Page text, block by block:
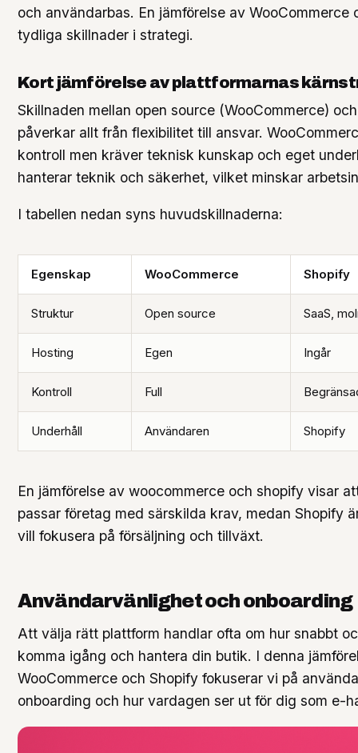
och användarbas. En jämförelse av WooCommerce
tydliga skillnader i strategi.
Kort jämförelse av plattformarnas
Skillnaden mellan open source (WooCommerce)
påverkar allt från flexibilitet till ansvar.
kontroll men kräver teknisk kunskap och eget
hanterar teknik och säkerhet, vilket minskar
I tabellen nedan syns huvudskillnaderna:
Egenskap WooCommerce Shopify
Struktur Open source SaaS,
Hosting Egen Ingår
Kontroll Full
Underhåll Användaren Shopify
En jämförelse av woocommerce och shopify visar
passar företag med särskilda krav, medan Shopify
vill fokusera på försäljning och tillväxt.
Användarvänlighet och onboarding
Att välja rätt plattform handlar ofta om hur snabbt
komma igång och hantera din butik. I denna
WooCommerce och Shopify fokuserar vi på
onboarding och hur vardagen ser ut för dig som e-